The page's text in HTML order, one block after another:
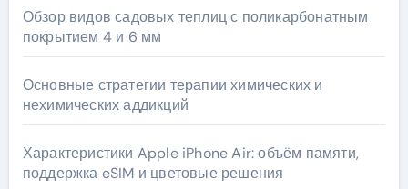
Обзор видов садовых теплиц с поликарбонатным
покрытием 4 и 6 мм
Основные стратегии терапии химических и
нехимических аддикций
Характеристики Apple iPhone Air: объём памяти,
поддержка eSIM и цветовые решения